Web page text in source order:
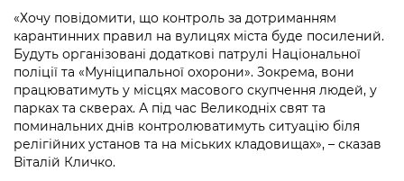
Графік роботи та прийому громадян
Вакансії
Статистика
Звернення громадян
Культура, спорт, дозвілля
Бізнес та ліцензування
Фінанси та бюджет
Безпека та правопорядок
Петиції
Відкритий бюджет
Контактний центр
Допомога учасникам АТО
Нормативна база
Питання і відповіді про публічну
інформацію
Порядок оскарження рішень, дій чи
бездіяльності розпорядників інформації
Accreditation process
Подати журналістський запит /
Submitting a media request
Зйомки в лікарнях в умовах воєнного
стану / Rules for media coverage of
hospitals at work under martial law
«Хочу повідомити, що контроль за дотриманням
карантинних правил на вулицях міста буде посилений.
Будуть організовані додаткові патрулі Національної
поліції та «Муніципальної охорони». Зокрема, вони
працюватимуть у місцях масового скупчення людей, у
парках та скверах. А під час Великодніх свят та
поминальних днів контролюватимуть ситуацію біля
релігійних установ та на міських кладовищах», – сказав
Віталій Кличко.